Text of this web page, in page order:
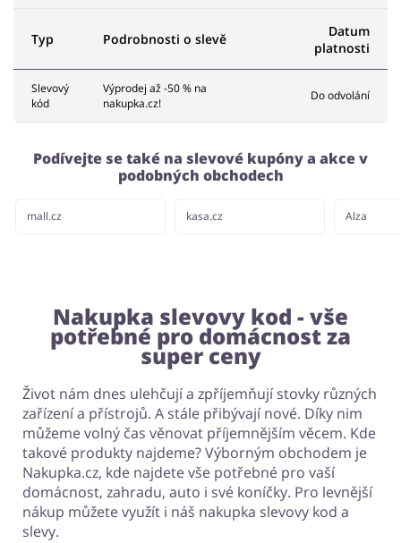
Dárky a gadgety Sport a hobby
Typ Podrobnosti o slevě
Datum
platnosti
Slevový
kód
Výprodej až -50 % na
nakupka.cz!
Do odvolání
Podívejte se také na slevové kupóny a akce v
podobných obchodech
mall.cz kasa.cz Alza
Nakupka slevovy kod - vše
potřebné pro domácnost za
super ceny
Život nám dnes ulehčují a zpříjemňují stovky různých
zařízení a přístrojů. A stále přibývají nové. Díky nim
můžeme volný čas věnovat příjemnějším věcem. Kde
takové produkty najdeme? Výborným obchodem je
Nakupka.cz, kde najdete vše potřebné pro vaší
domácnost, zahradu, auto i své koníčky. Pro levnější
nákup můžete využít i náš nakupka slevovy kod a
slevy.